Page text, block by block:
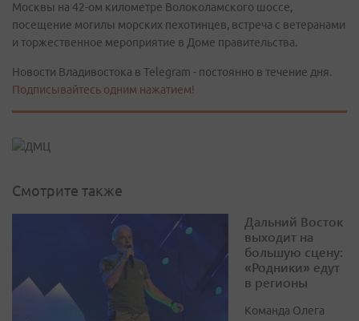
Москвы на 42-ом километре Волоколамского шоссе,
посещение могилы морских пехотинцев, встреча с ветеранами
и торжественное мероприятие в Доме правительства.
Новости Владивостока в Telegram - постоянно в течение дня.
Подписывайтесь одним нажатием!
Смотрите также
Дальний Восток
выходит на
большую сцену:
«Родники» едут
в регионы
Команда Олега